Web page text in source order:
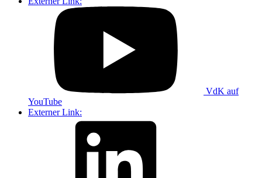
VdK auf
YouTube
Externer Link: